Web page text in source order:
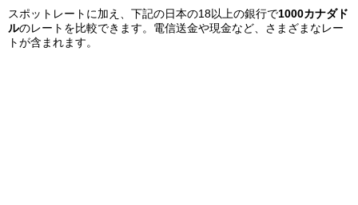
スポットレートに加え、下記の日本の18以上の銀行で1000カナダド
ルのレートを比較できます。電信送金や現金など、さまざまなレー
トが含まれます。